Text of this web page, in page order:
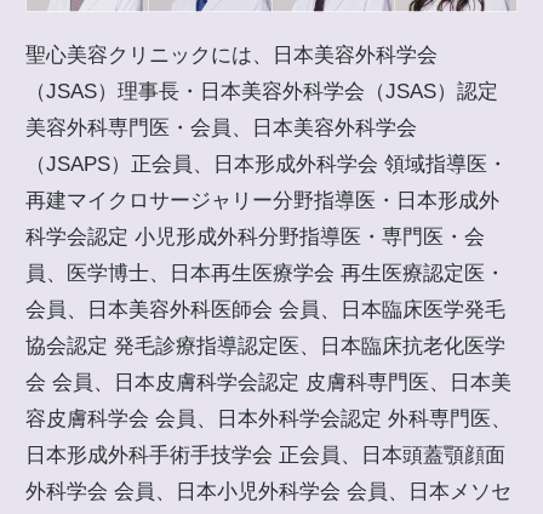
聖心美容クリニックには、日本美容外科学会
（JSAS）理事長・日本美容外科学会（JSAS）認定
美容外科専門医・会員、日本美容外科学会
（JSAPS）正会員、日本形成外科学会 領域指導医・
再建マイクロサージャリー分野指導医・日本形成外
科学会認定 小児形成外科分野指導医・専門医・会
員、医学博士、日本再生医療学会 再生医療認定医・
会員、日本美容外科医師会 会員、日本臨床医学発毛
協会認定 発毛診療指導認定医、日本臨床抗老化医学
会 会員、日本皮膚科学会認定 皮膚科専門医、日本美
容皮膚科学会 会員、日本外科学会認定 外科専門医、
日本形成外科手術手技学会 正会員、日本頭蓋顎顔面
外科学会 会員、日本小児外科学会 会員、日本メソセ